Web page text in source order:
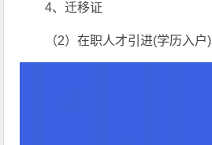
4、迁移证
（2）在职人才引进(学历入户)